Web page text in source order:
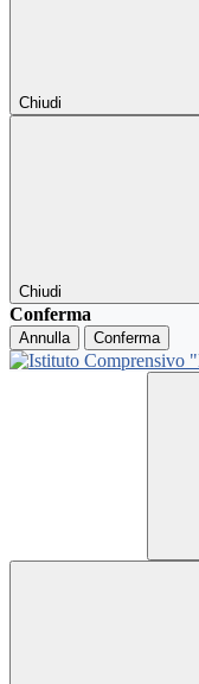
Chiudi
Chiudi
Conferma
Annulla Conferma